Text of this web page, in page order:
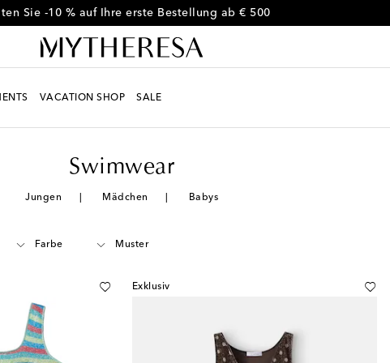
Sie -10 % auf Ihre erste Bestellung ab € 500
VACATION SHOP SALE
Swimwear
Jungen Mädchen Babys
Farbe Muster
Exklusiv